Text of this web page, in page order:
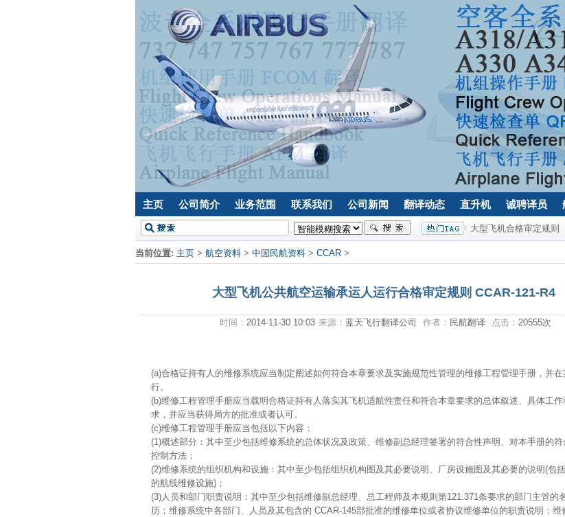
主页 公司简介 业务范围 联系我们 公司新闻 翻译动态 直升机 诚聘译员
大型飞机合格审定规则
当前位置: 主页 > 航空资料 > 中国民航资料 > CCAR >
大型飞机公共航空运输承运人运行合格审定规则 CCAR-121-R4
时间： 2014-11-30 10:03 来源： 蓝天飞行翻译公司 作者： 民航翻译 点击： 20555次
(a)合格证持有人的维修系统应当制定阐述如何符合本章要求及实施规范性管理的维修工程管理手册，并
行。
(b)维修工程管理手册应当载明合格证持有人落实其飞机适航性责任和符合本章要求的总体叙述、具体工
求，并应当获得局方的批准或者认可。
(c)维修工程管理手册应当包括以下内容：
(1)概述部分：其中至少包括维修系统的总体状况及政策、维修副总经理签署的符合性声明、对本手册的
控制方法；
(2)维修系统的组织机构和设施：其中至少包括组织机构图及其必要说明、厂房设施图及其必要的说明(包
的航线维修设施)；
(3)人员和部门职责说明：其中至少包括维修副总经理、总工程师及本规则第121.371条要求的部门主管的
历；维修系统中各部门、人员及其包含的 CCAR-145部批准的维修单位或者协议维修单位的职责说明；维